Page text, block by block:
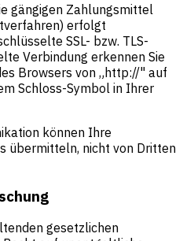
gängigen Zahlungsmittel
erfolgt
SSL- bzw. TLS-
Verbindung erkennen Sie
Browsers von „http://" auf
Schloss-Symbol in Ihrer
können Ihre
übermitteln, nicht von Dritten
gesetzlichen